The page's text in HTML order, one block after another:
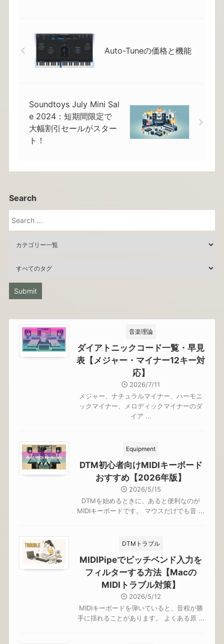
Auto-Tuneの価格と機能
Soundtoys July Mini Sal
e 2024：短期間限定で
大幅割引セールがスター
ト！
Search
音楽理論
ダイアトニックコード一覧・早見
表【メジャー・マイナー12キー対
応】
2026/7/11
メジャー、ナチュラルマイナー、ハーモニ
ックマイナー、メロディックマイナーのダ
イア ...
Equipment
DTM初心者向けMIDIキーボード
おすすめ【2026年版】
2026/5/15
DTMを始めるときに、あると便利なのが
MIDIキーボードです。 マウスだけでも音 ...
DTMトラブル
MIDIPipeでピッチベンド入力を
フィルターする方法【Macの
MIDIトラブル対策】
2026/5/12
MIDIキーボードを弾いていると、音程が勝
手に揺れることがあります。 よくある原 ...